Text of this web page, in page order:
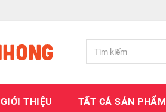
GIỚI THIỆU TẤT CẢ SẢN PHẨM